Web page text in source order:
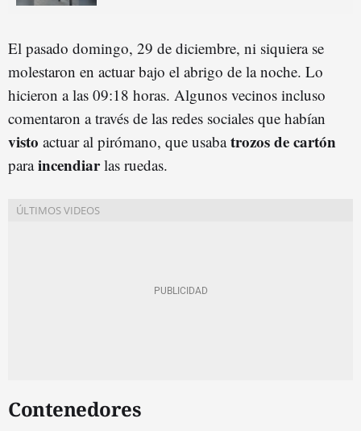
El pasado domingo, 29 de diciembre, ni siquiera se
molestaron en actuar bajo el abrigo de la noche. Lo
hicieron a las 09:18 horas. Algunos vecinos incluso
comentaron a través de las redes sociales que habían
visto actuar al pirómano, que usabatrozos de cartón
paraincendiarlas ruedas.
Contenedores